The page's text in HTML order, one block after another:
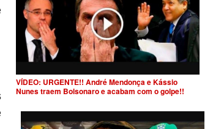
VÍDEO: URGENTE!! André Mendonça e Kássio
Nunes traem Bolsonaro e acabam com o golpe!!